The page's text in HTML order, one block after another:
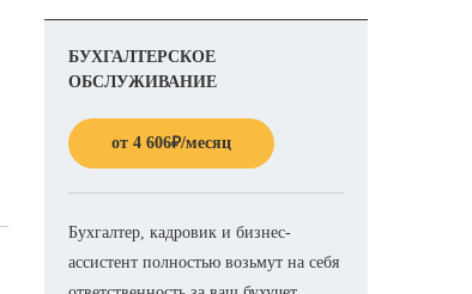
БУХГАЛТЕРСКОЕ
ОБСЛУЖИВАНИЕ
от 4 606₽/месяц
Бухгалтер, кадровик и бизнес-
ассистент полностью возьмут на себя